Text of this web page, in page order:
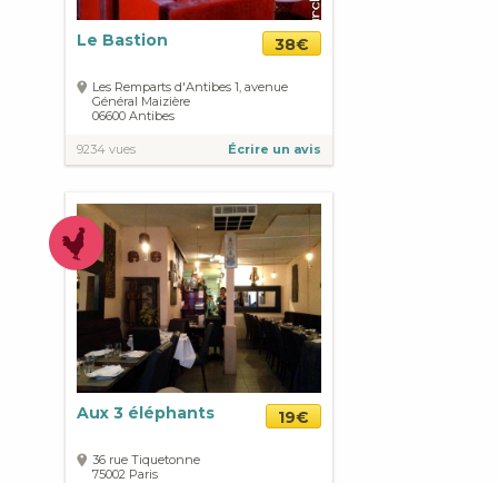
Le Bastion 38€
Les Remparts d'Antibes 1, avenue
Général Maizière
06600 Antibes
9234 vues Écrire un avis
Aux 3 éléphants 19€
36 rue Tiquetonne
75002 Paris